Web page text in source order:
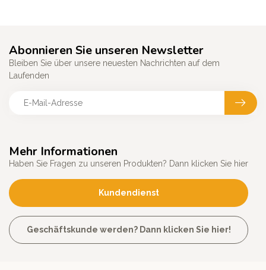
Mehr Informationen
Haben Sie Fragen zu unseren Produkten? Dann klicken Sie hier
Kundendienst
Geschäftskunde werden? Dann klicken Sie hier!
Abonnieren Sie unseren Newsletter
Bleiben Sie über unsere neuesten Nachrichten auf dem
Laufenden